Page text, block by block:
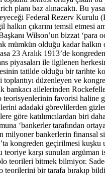
planı baz alınacaktı. Bu
Federal Rezerv
halkın çıkarını temsil etmesi
Wilson’un bizzat ‘para
mümkün olduğu kadar
23 Aralık 1913’de
piyasaları ile ilgilenen
tatilde olduğu bir tarihte
toplantıyı düzenleyen ve
bankacı ailelerinden
teorisyenlerinin favorisi haline
adadaki görevlilerden
göre katılımcılardan biri
‘bankerler tarafından
milyoner bankerlerin finansal
kongreden geçirilmesi
karşı sunulan argüman
teorileri bitmek bilmiyor.
teorilerini bir tarafa bırakıp